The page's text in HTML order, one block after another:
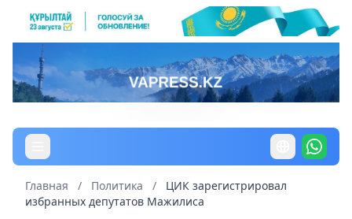
Главная / Политика /
ЦИК зарегистрировал
избранных депутатов Мажилиса